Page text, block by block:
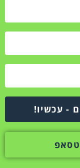
- עכשיו!